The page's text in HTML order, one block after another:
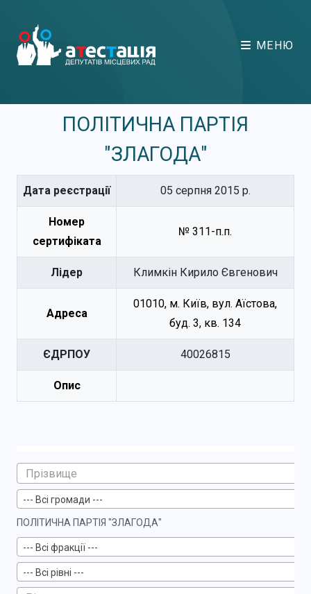
МЕНЮ
ПОЛІТИЧНА ПАРТІЯ
"ЗЛАГОДА"
Дата реєстрації 05 серпня 2015 р.
Номер
сертифіката
№ 311-п.п.
Лідер Климкін Кирило Євгенович
Адреса
01010, м. Київ, вул. Аїстова,
буд. 3, кв. 134
ЄДРПОУ 40026815
Опис
--- Всі громади ---
ПОЛІТИЧНА ПАРТІЯ "ЗЛАГОДА"
--- Всі фракції ---
--- Всі рівні ---